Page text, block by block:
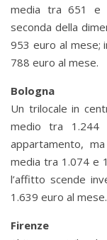
media tra 651 e
seconda della
953 euro al mese;
788 euro al mese.
Bologna
Un trilocale in
medio tra 1.244
appartamento,
media tra 1.074 e
l’affitto scende
1.639 euro al mese.
Firenze